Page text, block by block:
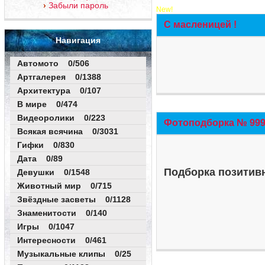
Забыли пароль
Навигация
Автомото 0/506
Артгалерея 0/1388
Архитектура 0/107
В мире 0/474
Видеоролики 0/223
Всякая всячина 0/3031
Гифки 0/830
Дата 0/89
Девушки 0/1548
Животный мир 0/715
Звёздные засветы 0/1128
Знаменитости 0/140
Игры 0/1047
Интересности 0/461
Музыкальные клипы 0/25
New!
С масленицей !
Фотоподборка №
Подборка